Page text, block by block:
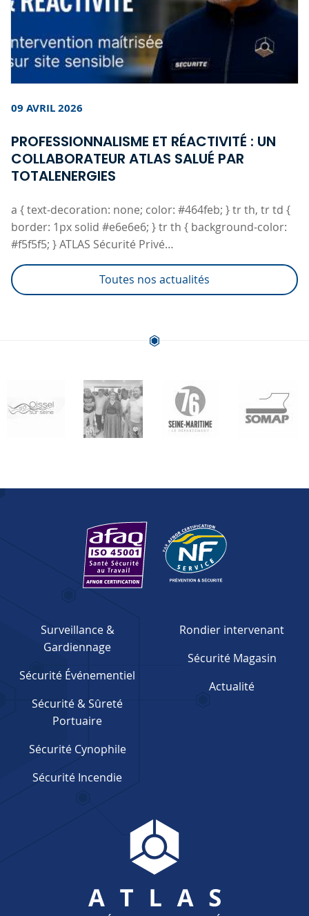
09 AVRIL 2026
PROFESSIONNALISME ET RÉACTIVITÉ : UN
COLLABORATEUR ATLAS SALUÉ PAR
TOTALENERGIES
a { text-decoration: none; color: #464feb; } tr th, tr td {
border: 1px solid #e6e6e6; } tr th { background-color:
#f5f5f5; } ATLAS Sécurité Privé…
Toutes nos actualités
Surveillance &
Gardiennage
Sécurité Événementiel
Sécurité & Sûreté
Portuaire
Sécurité Cynophile
Sécurité Incendie
Rondier intervenant
Sécurité Magasin
Actualité